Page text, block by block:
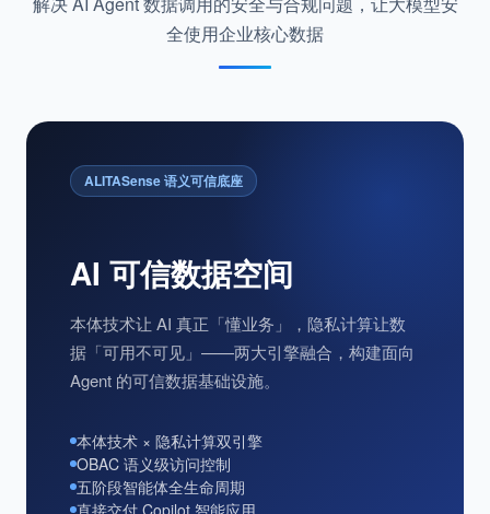
AI 大模型专区
为 AI 大模型时代而生的数据基础设施
解决 AI Agent 数据调用的安全与合规问题，让大模型安
ALITASense 语义可信底座
AI 可信数据空间
本体技术让 AI 真正「懂业务」，隐私计算让数
据「可用不可见」——两大引擎融合，构建面向
Agent 的可信数据基础设施。